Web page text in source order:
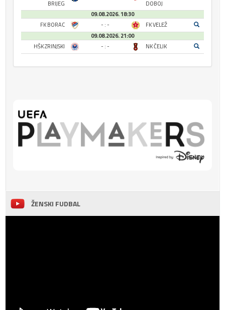
BRIJEG
DOBOJ
09.08.2026. 18:30
FK BORAC
- : -
FK VELEŽ
09.08.2026. 21:00
HŠK ZRINJSKI
- : - NK ČELIK
ŽENSKI FUDBAL